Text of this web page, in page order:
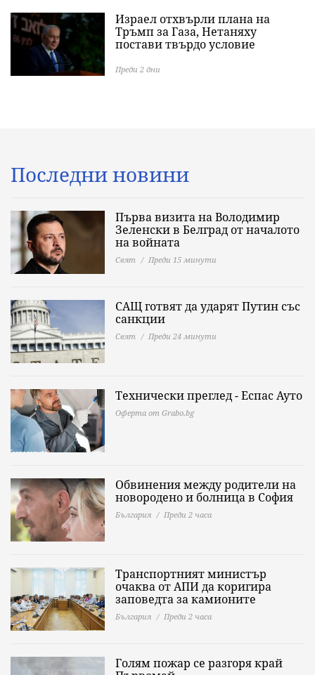
Израел отхвърли плана на
Тръмп за Газа, Нетаняху
постави твърдо условие
Преди 2 дни
Последни новини
Първа визита на Володимир
Зеленски в Белград от началото
на войната
Свят Преди 15 минути
САЩ готвят да ударят Путин със
санкции
Свят Преди 24 минути
Технически преглед - Еспас Ауто
Оферта от Grabo.bg
Обвинения между родители на
новородено и болница в София
България Преди 2 часа
Транспортният министър
очаква от АПИ да коригира
заповедта за камионите
България Преди 2 часа
Голям пожар се разгоря край